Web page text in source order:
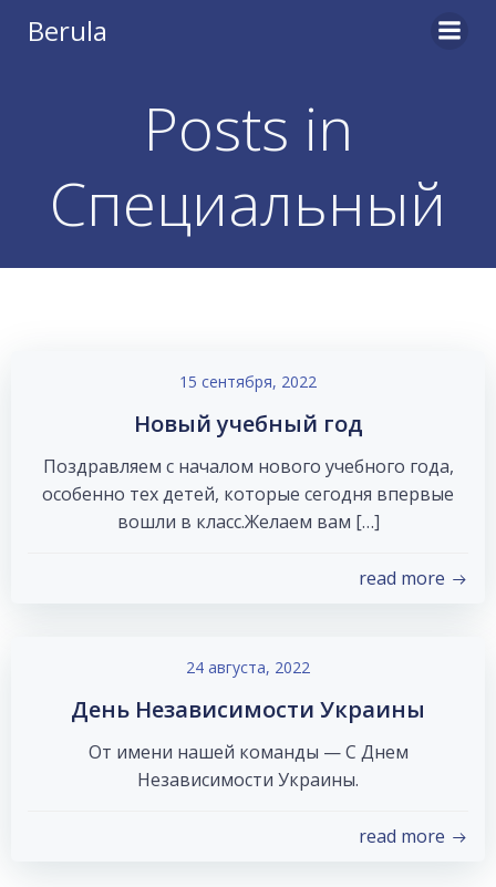
Berula
Posts in
Специальный
15 сентября, 2022
Новый учебный год
Поздравляем с началом нового учебного года,
особенно тех детей, которые сегодня впервые
вошли в класс.Желаем вам […]
read more
24 августа, 2022
День Независимости Украины
От имени нашей команды — С Днем
Независимости Украины.
read more